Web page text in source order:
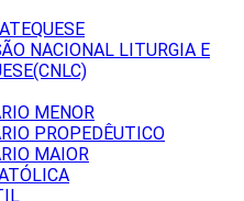
NACIONAL LITURGIA E
MENOR
PROPEDÊUTICO
MAIOR